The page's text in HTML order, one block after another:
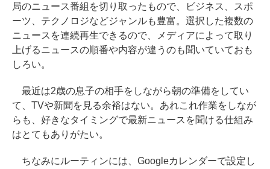
局のニュース番組を切り取ったもので、ビジネス、スポ
ーツ、テクノロジなどジャンルも豊富。選択した複数の
ニュースを連続再生できるので、メディアによって取り
上げるニュースの順番や内容が違うのも聞いていておも
しろい。
最近は2歳の息子の相手をしながら朝の準備をしてい
て、TVや新聞を見る余裕はない。あれこれ作業をしなが
らも、好きなタイミングで最新ニュースを聞ける仕組み
はとてもありがたい。
ちなみにルーティンには、Googleカレンダーで設定し